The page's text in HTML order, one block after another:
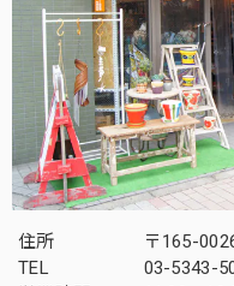
住所
〒165-
TEL
03-5343-